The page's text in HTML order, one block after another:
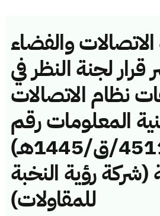
والفضاء
قرار لجنة النظر في
نظام الاتصالات
المعلومات رقم
(45114770/ق/1445هـ)
(شركة رؤية النخبة
للمقاولات)